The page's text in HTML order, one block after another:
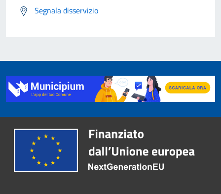
Segnala disservizio